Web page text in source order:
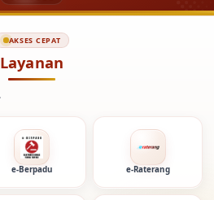
AKSES CEPAT
Layanan
e-Berpadu e-Raterang